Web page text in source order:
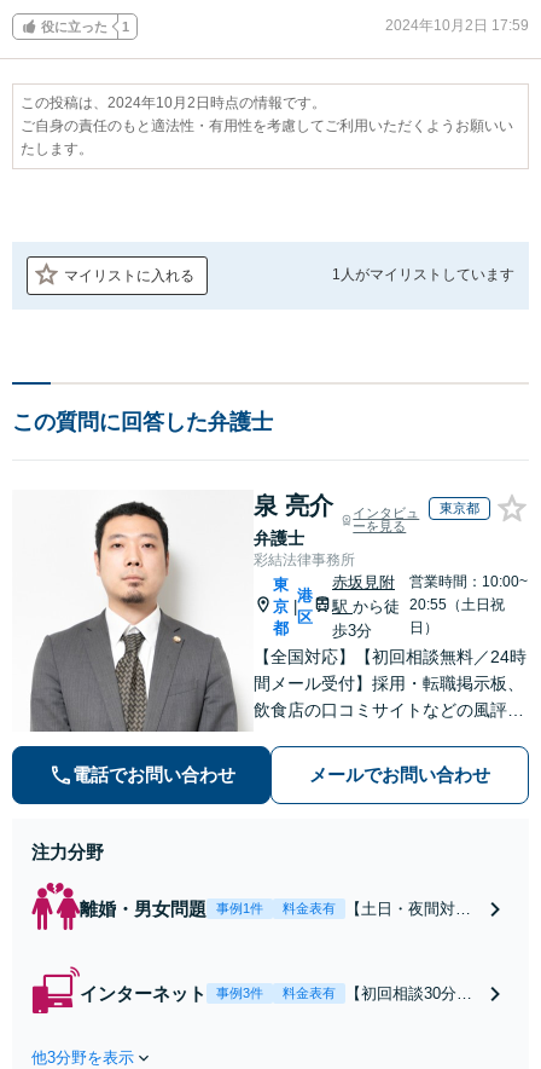
役に立った 1 2024年10月2日 17:59
この投稿は、2024年10月2日時点の情報です。
ご自身の責任のもと適法性・有用性を考慮してご利用いただくようお願いい
たします。
マイリストに入れる 1人がマイリストしています
この質問に回答した弁護士
泉 亮介
弁護士
インタビュ
ーを見る
東京都
彩結法律事務所
東
京
都
港
区
赤坂見附
駅 から徒
歩3分
営業時間：10:00~
20:55（土日祝
日）
【全国対応】【初回相談無料／24時
間メール受付】採用・転職掲示板、
飲食店の口コミサイトなどの風評被
の種類を問わず相談可。可能な限り
早期対応で駆けつけサポート【労
電話でお問い合わせ メールでお問い合わせ
注力分野
離婚・男女問題 事例1件 料金表有
【土日・夜間対応
れたら、サインす
インターネット 事例3件 料金表有
【初回相談30分無
他3分野を表示